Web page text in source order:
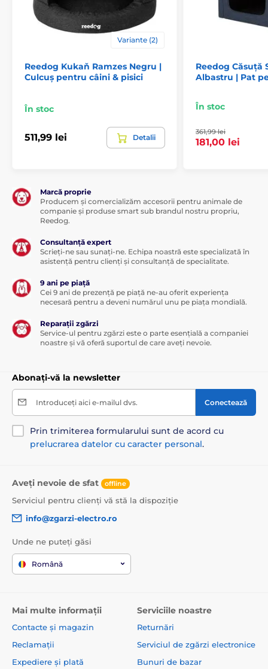
Specificațiile tehnice pot fi modificate fără o notificare
expresă. Imaginile au doar caracter ilustrativ.
Variante (2)
Reedog Kukaň Ramzes Negru |
Culcuș pentru câini & pisici
În stoc
511,99 lei Detalii
Reedog Căsuță
Albastru | Pat
În stoc
361,99 lei
181,00 lei
Marcă proprie
Producem și comercializăm accesorii pentru animale de
companie și produse smart sub brandul nostru propriu,
Reedog.
Consultanță expert
Scrieți-ne sau sunați-ne. Echipa noastră este specializată în
asistență pentru clienți și consultanță de specialitate.
9 ani pe piață
Cei 9 ani de prezență pe piață ne-au oferit experiența
necesară pentru a deveni numărul unu pe piața mondială.
Reparații zgărzi
Service-ul pentru zgărzi este o parte esențială a companiei
noastre și vă oferă suportul de care aveți nevoie.
Abonați-vă la newsletter
Introduceți aici e-mailul dvs. Conectează
Prin trimiterea formularului sunt de acord cu
prelucrarea datelor cu caracter personal.
Aveți nevoie de sfat offline
Serviciul pentru clienți vă stă la dispoziție
info@zgarzi-electro.ro
Unde ne puteți găsi
Română
Mai multe informații
Contacte și magazin
Reclamații
Expediere și plată
Serviciile noastre
Returnări
Serviciul de zgărzi electronice
Bunuri de bazar